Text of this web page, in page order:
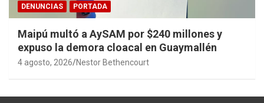
DENUNCIAS PORTADA
Maipú multó a AySAM por $240 millones y
expuso la demora cloacal en Guaymallén
4 agosto, 2026 Nestor Bethencourt